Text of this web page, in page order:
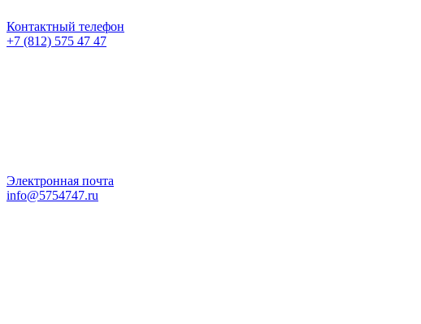
Контактный телефон
+7 (812) 575 47 47
Электронная почта
info@5754747.ru